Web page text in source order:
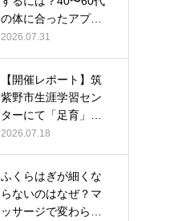
の体に合ったアプロ
ーチ
2026.07.31
【開催レポート】筑
紫野市生涯学習セン
ターにて「足育」講
演会に登壇し…
2026.07.18
ふくらはぎが細くな
らないのはなぜ？マ
ッサージで変わらな